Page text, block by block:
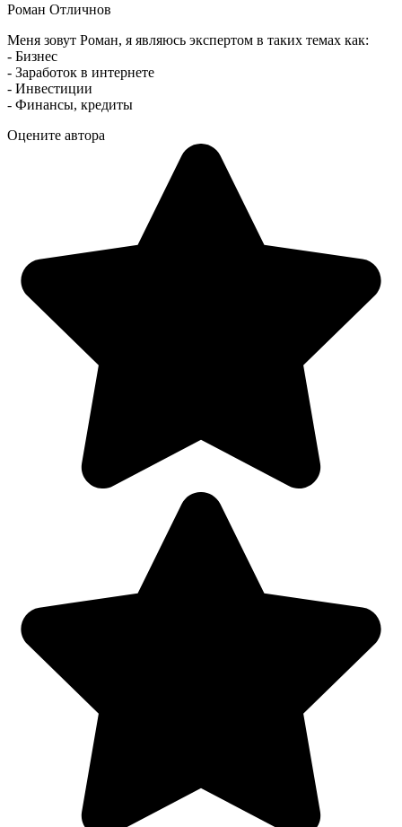
Роман Отличнов
Меня зовут Роман, я являюсь экспертом в таких темах как:
- Бизнес
- Заработок в интернете
- Инвестиции
- Финансы, кредиты
Оцените автора